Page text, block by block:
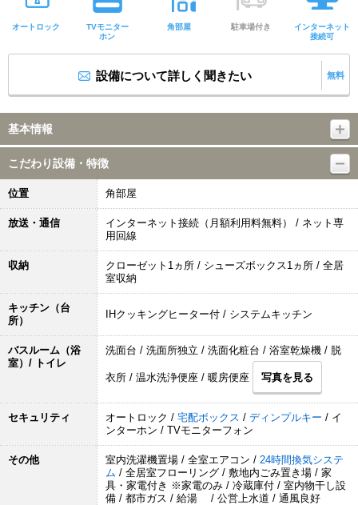
オートロック
TVモニター
ホン
角部屋 駐車場付き
インターネット
接続可
設備について詳しく聞きたい 無料
基本情報
こだわり設備・特徴
位置 角部屋
放送・通信
インターネット接続（月額利用料無料） / ネット専
用回線
収納
クローゼット1ヵ所 / シューズボックス1ヵ所 / 全居
室収納
キッチン（台
所）
IHクッキングヒーター付 / システムキッチン
バスルーム（浴
室）/ トイレ
洗面台 / 洗面所独立 / 洗面化粧台 / 浴室乾燥機 / 脱
衣所 / 温水洗浄便座 / 暖房便座 写真を見る
セキュリティ オートロック / 宅配ボックス / ディンプルキー / イ
ンターホン / TVモニターフォン
その他 室内洗濯機置場 / 全室エアコン / 24時間換気システ
ム / 全居室フローリング / 敷地内ごみ置き場 / 家
具・家電付き ※家電のみ / 冷蔵庫付 / 室内物干し設
備 / 都市ガス / 給湯 / 公営上水道 / 通風良好